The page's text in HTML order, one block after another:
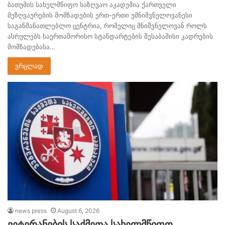
ბათუმის სახელმწიფო საზღვაო აკადემია ქართველი
მეზღვაურების მომზადების ერთ-ერთი უმნიშვნელოვანესი
საგანმანათლებლო ცენტრია, რომელიც მნიშვნელოვან როლს
ასრულებს საერთაშორისო სტანდარტების შესაბამისი კადრების
მომზადებასა…
ვრცლად
news press August 6, 2026